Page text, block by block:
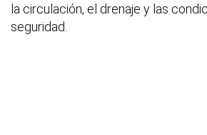
la circulación, el drenaje y las
seguridad.